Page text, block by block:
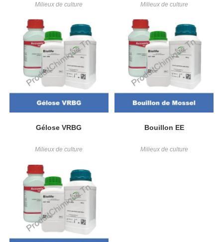
Milieux de culture Milieux de culture
Gélose VRBG
Milieux de culture
Bouillon EE
Milieux de culture